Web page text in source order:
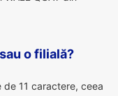
o filială?
de 11 caractere, ceea